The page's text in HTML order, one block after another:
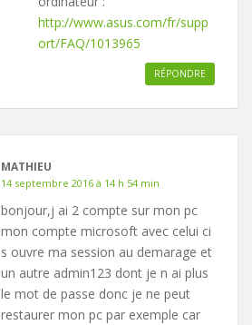
http://www.asus.com/fr/supp
ort/FAQ/1013965
RÉPONDRE
MATHIEU
14 septembre 2016 à 14 h 54 min
bonjour,j ai 2 compte sur mon pc
mon compte microsoft avec celui ci
s ouvre ma session au demarage et
un autre admin123 dont je n ai plus
le mot de passe donc je ne peut
restaurer mon pc par exemple car